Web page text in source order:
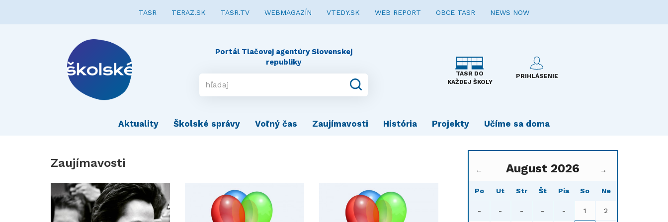
TASR TERAZ.SK TASR.TV WEBMAGAZÍN VTEDY.SK WEB REPORT OBCE TASR NEWS NOW
Portál Tlačovej agentúry Slovenskej
republiky
TASR DO
KAŽDEJ ŠKOLY
PRIHLÁSENIE
Aktuality Školské správy Voľný čas Zaujímavosti História Projekty Učíme sa doma
Zaujímavosti ← August 2026 →
Po Ut Str Št Pia So Ne
- - - - - 1 2